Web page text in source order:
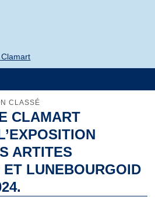
CLASSÉ
CLAMART
ARTITES
LUNEBOURGOID